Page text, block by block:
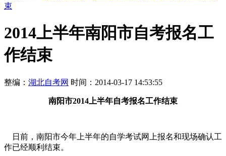
束
2014上半年南阳市自考报名工
作结束
整编： 湖北自考网 时间：2014-03-17 14:53:55
南阳市2014上半年自考报名工作结束
日前，南阳市今年上半年的自学考试网上报名和现场确认工
作已经顺利结束。